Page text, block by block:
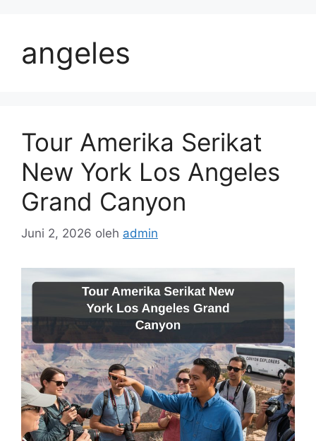
angeles
Tour Amerika Serikat
New York Los Angeles
Grand Canyon
Juni 2, 2026 oleh admin